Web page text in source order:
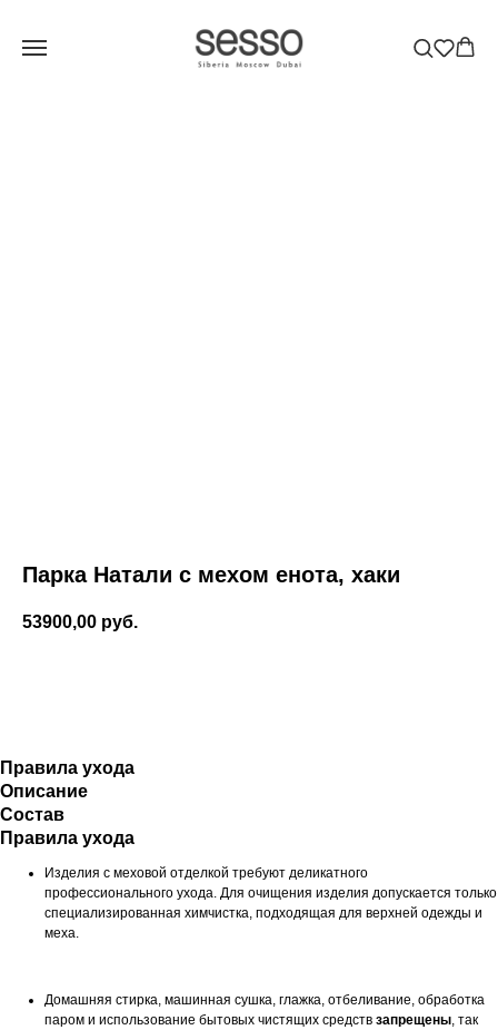
Парка Натали с мехом енота, хаки
53900,00 руб.
Правила ухода
Описание
Состав
Правила ухода
Изделия с меховой отделкой требуют деликатного
профессионального ухода. Для очищения изделия допускается только
специализированная химчистка, подходящая для верхней одежды и
меха.
Домашняя стирка, машинная сушка, глажка, отбеливание, обработка
паром и использование бытовых чистящих средств запрещены , так